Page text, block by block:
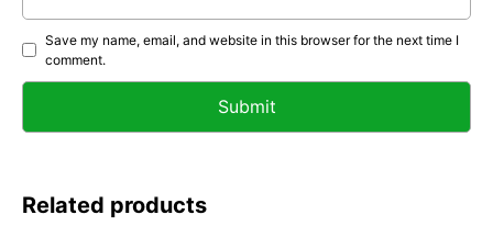
Save my name, email, and website in this browser for the next time I
comment.
Related products